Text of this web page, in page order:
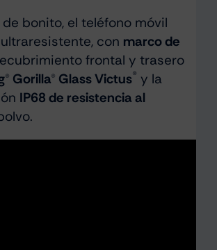
bonito, el teléfono móvil
ultraresistente, con marco de
frontal y trasero
Gorilla® Glass Victus®+ y la
IP68 de resistencia al